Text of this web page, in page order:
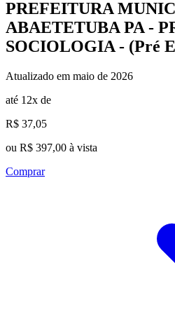
PREFEITURA
ABAETETUBA PA -
SOCIOLOGIA - (Pré
Atualizado em maio de 2026
até 12x de
R$ 37,05
ou R$ 397,00 à vista
Comprar